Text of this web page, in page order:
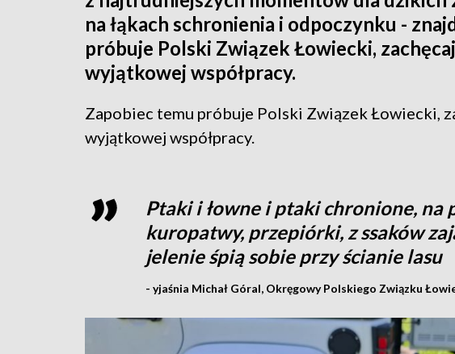
na łąkach schronienia i odpoczynku -
próbuje Polski Związek Łowiecki,
wyjątkowej współpracy.
Zapobiec temu próbuje Polski Związek Łowiecki,
wyjątkowej współpracy.
Ptaki i łowne i ptaki chronione, na
kuropatwy, przepiórki, z ssaków
jelenie śpią sobie przy ścianie lasu
- yjaśnia Michał Góral, Okręgowy Polskiego Związku